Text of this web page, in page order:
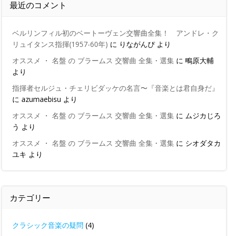
最近のコメント
ベルリンフィル初のベートーヴェン交響曲全集！ アンドレ・ク
リュイタンス指揮(1957-60年) に りながんぴより
オススメ ・ 名盤 の ブラームス 交響曲 全集・選集 に 鴫原大輔
より
指揮者セルジュ・チェリビダッケの名言〜『音楽とは君自身だ』
に azumaebisu より
オススメ ・ 名盤 の ブラームス 交響曲 全集・選集 に ムジカじろ
う より
オススメ ・ 名盤 の ブラームス 交響曲 全集・選集 に シオダタカ
ユキ より
カテゴリー
クラシック音楽の疑問 (4)